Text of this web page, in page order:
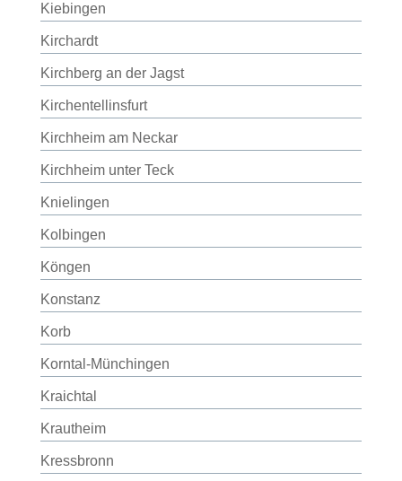
Kiebingen
Kirchardt
Kirchberg an der Jagst
Kirchentellinsfurt
Kirchheim am Neckar
Kirchheim unter Teck
Knielingen
Kolbingen
Köngen
Konstanz
Korb
Korntal-Münchingen
Kraichtal
Krautheim
Kressbronn